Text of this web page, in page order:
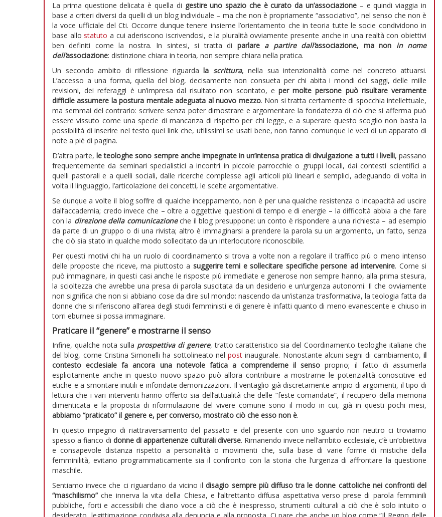
La prima questione delicata è quella di gestire uno spazio che è curato da un’associazione – e quindi viaggia in
base a criteri diversi da quelli di un blog individuale – ma che non è propriamente “associativo”, nel senso che non è
la voce ufficiale del Cti. Occorre dunque tenere insieme l’orientamento che in teoria tutte le socie condividono in
base allo statuto a cui aderiscono iscrivendosi, e la pluralità ovviamente presente anche in una realtà con obiettivi
ben definiti come la nostra. In sintesi, si tratta di parlare a partire dall’associazione, ma non in nome
dell’associazione: distinzione chiara in teoria, non sempre chiara nella pratica.
Un secondo ambito di riflessione riguarda la scrittura, nella sua intenzionalità come nel concreto attuarsi.
L’accesso a una forma, quella del blog, decisamente non consueta per chi abita i mondi dei saggi, delle mille
revisioni, dei referaggi è un’impresa dal risultato non scontato, e per molte persone può risultare veramente
difficile assumere la postura mentale adeguata al nuovo mezzo. Non si tratta certamente di spocchia intellettuale,
ma semmai del contrario: scrivere senza poter dimostrare e argomentare la fondatezza di ciò che si afferma può
essere vissuto come una specie di mancanza di rispetto per chi legge, e a superare questo scoglio non basta la
possibilità di inserire nel testo quei link che, utilissimi se usati bene, non fanno comunque le veci di un apparato di
note a pié di pagina.
D’altra parte,le teologhe sono sempre anche impegnate in un’intensa pratica di divulgazione a tutti i livelli, passano
frequentemente da seminari specialistici a incontri in piccole parrocchie o gruppi locali, dai contesti scientifici a
quelli pastorali e a quelli sociali, dalle ricerche complesse agli articoli più lineari e semplici, adeguando di volta in
volta il linguaggio, l’articolazione dei concetti, le scelte argomentative.
Se dunque a volte il blog soffre di qualche inceppamento, non è per una qualche resistenza o incapacità ad uscire
dall’accademia; credo invece che – oltre a oggettive questioni di tempo e di energie – la difficoltà abbia a che fare
con la direzione della comunicazioneche il blog presuppone: un conto è rispondere a una richiesta – ad esempio
da parte di un gruppo o di una rivista; altro è immaginarsi a prendere la parola su un argomento, un fatto, senza
che ciò sia stato in qualche modo sollecitato da un interlocutore riconoscibile.
Per questi motivi chi ha un ruolo di coordinamento si trova a volte non a regolare il traffico più o meno intenso
delle proposte che riceve, ma piuttosto a suggerire temi e sollecitare specifiche persone ad intervenire. Come si
può immaginare, in questi casi anche le risposte più immediate e generose non sempre hanno, alla prima stesura,
la scioltezza che avrebbe una presa di parola suscitata da un desiderio e un’urgenza autonomi. Il che ovviamente
non significa che non si abbiano cose da dire sul mondo: nascendo da un’istanza trasformativa, la teologia fatta da
donne che si riferiscono all’area degli studi femministi e di genere è infatti quanto di meno evanescente e chiuso in
torri eburnee si possa immaginare.
Praticare il “genere” e mostrarne il senso
Infine, qualche nota sulla prospettiva di genere, tratto caratteristico sia del Coordinamento teologhe italiane che
del blog, come Cristina Simonelli ha sottolineato nelpost inaugurale. Nonostante alcuni segni di cambiamento,il
contesto ecclesiale fa ancora una notevole fatica a comprenderne il senso proprio; il fatto di assumerla
esplicitamente anche in questo nuovo spazio può allora contribuire a mostrarne le potenzialità conoscitive ed
etiche e a smontare inutili e infondate demonizzazioni. Il ventaglio già discretamente ampio di argomenti, il tipo di
lettura che i vari interventi hanno offerto sia dell’attualità che delle “feste comandate”, il recupero della memoria
dimenticata e la proposta di riformulazione del vivere comune sono il modo in cui, già in questi pochi mesi,
abbiamo “praticato” il genere e, per converso, mostrato ciò che esso non è.
In questo impegno di riattraversamento del passato e del presente con uno sguardo non neutro ci troviamo
spesso a fianco di donne di appartenenze culturali diverse. Rimanendo invece nell’ambito ecclesiale, c’è un’obiettiva
e consapevole distanza rispetto a personalità o movimenti che, sulla base di varie forme di mistiche della
femminilità, evitano programmaticamente sia il confronto con la storia che l’urgenza di affrontare la questione
maschile.
Sentiamo invece che ci riguardano da vicino ildisagio sempre più diffuso tra le donne cattoliche nei confronti del
“maschilismo”che innerva la vita della Chiesa, e l’altrettanto diffusa aspettativa verso prese di parola femminili
pubbliche, forti e accessibili che diano voce a ciò che è inespresso, strumenti culturali a ciò che è solo intuito o